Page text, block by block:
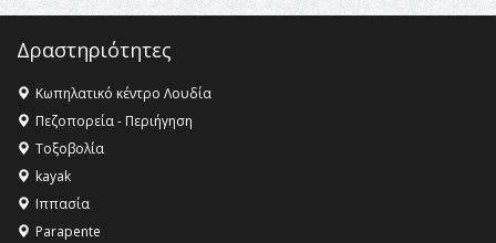
16:35 -Το πρόγραμμα του ΠΑΟΚ στον δεύτερο γύρο του
16:27 - Όλυμπος: Εντάχθηκε στον Κατάλογο Παγκόσμιας
Κληρονομιάς της UNESCO – Ομόφωνη η απόφαση Ο
Όλυμπος αναγνωρίστηκε ως φυσικό και πολιτιστικό
αγαθό εξέχουσας οικουμενικής αξίας για την
ανθρωπότητα
16:18 -
ΣΤΗΝ ΕΔΕΣΣΑ
Δραστηριότητες
Κωπηλατικό κέντρο Λουδία
Πεζοπορεία - Περιήγηση
Τοξοβολία
kayak
Ιππασία
Parapente